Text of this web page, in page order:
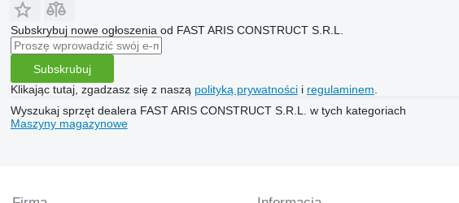
Subskrybuj nowe ogłoszenia od FAST ARIS CONSTRUCT S.R.L.
Subskrubuj
Klikając tutaj, zgadzasz się z naszą polityką prywatnościi regulaminem
Wyszukaj sprzęt dealera FAST ARIS CONSTRUCT S.R.L. w tych kategoriach
Maszyny magazynowe